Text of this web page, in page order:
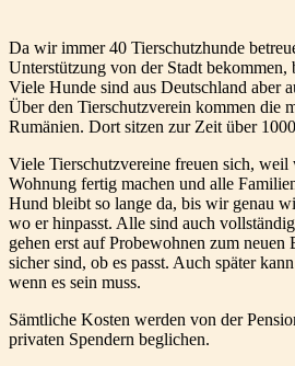
Da wir immer 40 Tierschutzhunde
Unterstützung von der Stadt
Viele Hunde sind aus Deutschland aber
Über den Tierschutzverein kommen die
Rumänien. Dort sitzen zur Zeit über
Viele Tierschutzvereine freuen sich,
Wohnung fertig machen und alle
Hund bleibt so lange da, bis wir genau
wo er hinpasst. Alle sind auch
gehen erst auf Probewohnen zum
sicher sind, ob es passt. Auch später
wenn es sein muss.
Sämtliche Kosten werden von der
privaten Spendern beglichen.